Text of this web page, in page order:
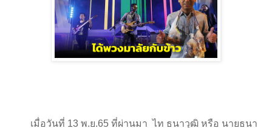
เมื่อวันที่ 13 พ.ย.65 ที่ผ่านมา ไท ธนาวุฒิ หรือ นายธนา